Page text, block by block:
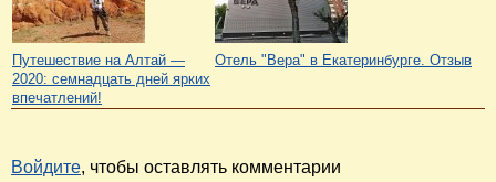
Путешествие на Алтай —
2020: семнадцать дней ярких
впечатлений!
Отель "Вера" в Екатеринбурге. Отзыв
Войдите, чтобы оставлять комментарии